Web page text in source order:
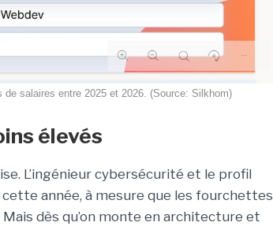
salaires entre 2025 et 2026. (Source: Silkhom)
élevés
L’ingénieur cybersécurité et le profil
année, à mesure que les fourchettes
dès qu’on monte en architecture et